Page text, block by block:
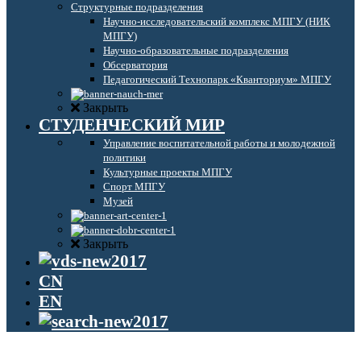
Структурные подразделения
Научно-исследовательский комплекс МПГУ (НИК
МПГУ)
Научно-образовательные подразделения
Обсерватория
Педагогический Технопарк «Кванториум» МПГУ
Закрыть
СТУДЕНЧЕСКИЙ МИР
Управление воспитательной работы и молодежной
политики
Культурные проекты МПГУ
Спорт МПГУ
Музей
Закрыть
CN
EN